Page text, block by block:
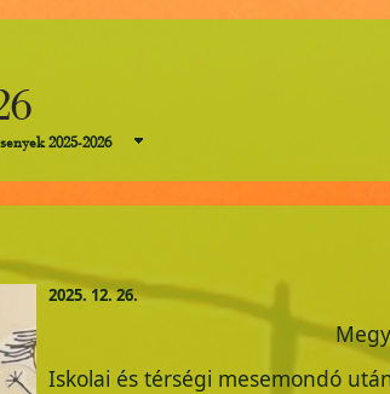
2025-2026
2025. 12. 26.
Iskolai és térségi mesemondó